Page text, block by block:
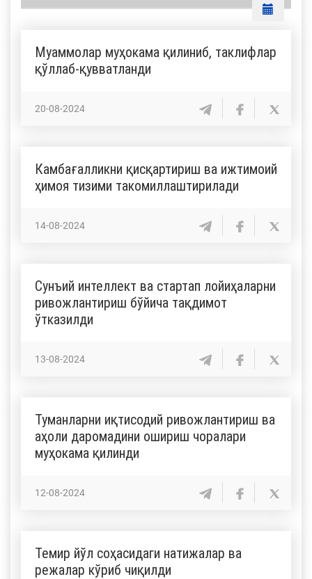
Муаммолар муҳокама қилиниб, таклифлар
қўллаб-қувватланди
20-08-2024
Камбағалликни қисқартириш ва ижтимоий
ҳимоя тизими такомиллаштирилади
14-08-2024
Сунъий интеллект ва стартап лойиҳаларни
ривожлантириш бўйича тақдимот
ўтказилди
13-08-2024
Туманларни иқтисодий ривожлантириш ва
аҳоли даромадини ошириш чоралари
муҳокама қилинди
12-08-2024
Темир йўл соҳасидаги натижалар ва
режалар кўриб чиқилди